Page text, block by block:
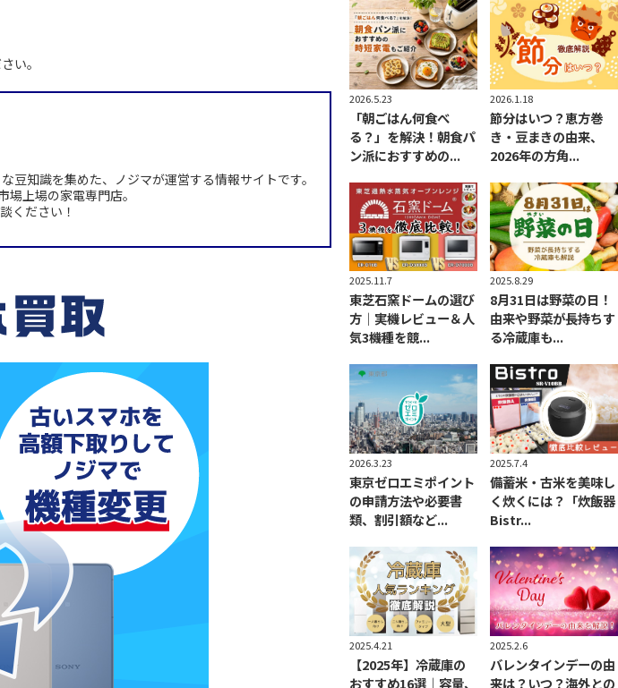
い。
豆知識を集めた、ノジマが運営する情報サイトです。
上場の家電専門店。
ください！
2026.5.23
「朝ごはん何食べ
る？」を解決！朝食パ
ン派におすすめの...
2026.1.18
節分はいつ？恵方巻
き・豆まきの由来、
2026年の方角...
2025.11.7
東芝石窯ドームの選び
方｜実機レビュー＆人
気3機種を競...
2025.8.29
8月31日は野菜の日！
由来や野菜が長持ちす
る冷蔵庫も...
2026.3.23
東京ゼロエミポイント
の申請方法や必要書
類、割引額など...
2025.7.4
備蓄米・古米を美味し
く炊くには？「炊飯器
Bistr...
2025.4.21
【2025年】冷蔵庫の
おすすめ16選｜容量、
2025.2.6
バレンタインデーの由
来は？いつ？海外との